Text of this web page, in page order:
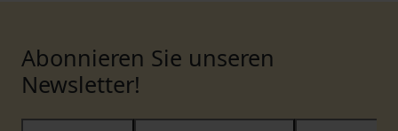
Abonnieren Sie unseren
Newsletter!